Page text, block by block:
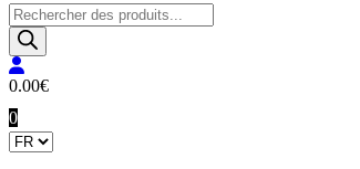
Recherche
de
produits
0.00€
0